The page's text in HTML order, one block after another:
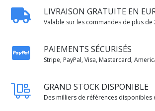
LIVRAISON GRATUITE EN
Valable sur les commandes de plus de
PAIEMENTS SÉCURISÉS
Stripe, PayPal, Visa, Mastercard,
GRAND STOCK DISPONIBLE
Des milliers de références disponibles